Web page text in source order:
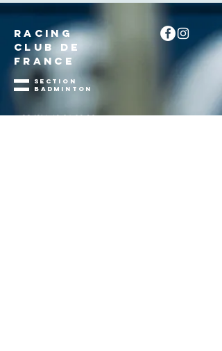
RACING
CLUB DE
FRANCE
section
badminton
+33 (0)1 40 61 60 92